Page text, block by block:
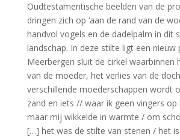
Oudtestamentische beelden van de
dringen zich op ‘aan de rand van de
handvol vogels en de dadelpalm in dit
landschap. In deze stilte ligt een nieuw
Meerbergen sluit de cirkel waarbinnen
van de moeder, het verlies van de
verschillende moederschappen wordt
zand en iets // waar ik geen vingers op
maar mij wikkelde in warmte / om
[…] het was de stilte van stenen / het